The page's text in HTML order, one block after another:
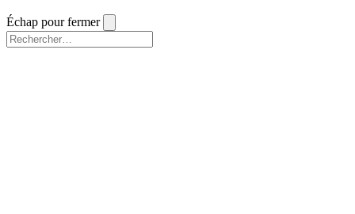
Échap pour fermer